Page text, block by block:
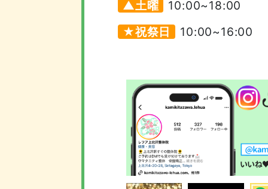
▲土曜
10:00~18:00
★祝祭日
10:00~16:00